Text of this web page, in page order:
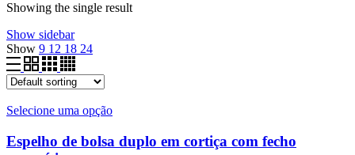
Showing the single result
Show sidebar
Show 9 12 18 24
Selecione uma opção
Espelho de bolsa duplo em cortiça com fecho